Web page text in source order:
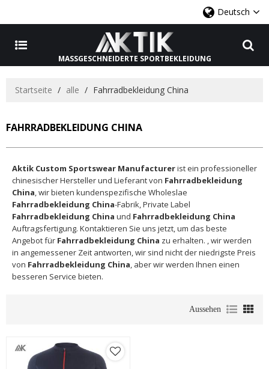
Deutsch
MASSGESCHNEIDERTE SPORTBEKLEIDUNG
Startseite / alle / Fahrradbekleidung China
FAHRRADBEKLEIDUNG CHINA
Aktik Custom Sportswear Manufacturerist ein professioneller
chinesischer Hersteller und Lieferant von Fahrradbekleidung
China, wir bieten kundenspezifische Wholeslae
Fahrradbekleidung China-Fabrik, Private Label
Fahrradbekleidung China und Fahrradbekleidung China
Auftragsfertigung. Kontaktieren Sie uns jetzt, um das beste
Angebot für Fahrradbekleidung China zu erhalten. , wir werden
in angemessener Zeit antworten, wir sind nicht der niedrigste Preis
von Fahrradbekleidung China, aber wir werden Ihnen einen
besseren Service bieten.
Aussehen